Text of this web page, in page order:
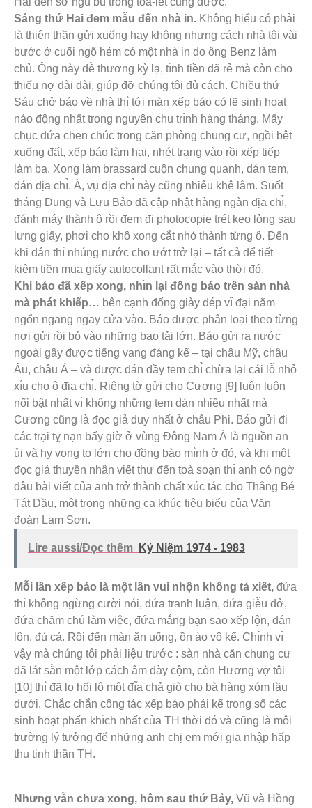
Sáng thứ Hai đem mẫu đến nhà in. Không hiểu có phải
là thiên thần gửi xuống hay không nhưng cách nhà tôi vài
bước ở cuối ngõ hẻm có một nhà in do ông Benz làm
chủ. Ông này dễ thương kỳ lạ, tı́nh tiền đã rẻ mà còn cho
thiếu nợ dài dài, giúp đỡ chúng tôi đủ cách. Chiều thứ
Sáu chở báo về nhà thı̀ tới màn xếp báo có lẽ sinh hoạt
náo động nhất trong nguyên chu trı̀nh hàng tháng. Mấy
chục đứa chen chúc trong căn phòng chung cư, ngồi bệt
xuống đất, xếp báo làm hai, nhét trang vào rồi xếp tiếp
làm ba. Xong làm brassard cuộn chung quanh, dán tem,
dán địa chı̉. À, vụ địa chı̉ này cũng nhiêu khê lắm. Suốt
tháng Dung và Lưu Bảo đã cập nhật hàng ngàn địa chı̉,
đánh máy thành ô rồi đem đi photocopie trét keo lỏng sau
lưng giấy, phơi cho khô xong cắt nhỏ thành từng ô. Đến
khi dán thı̀ nhúng nước cho ướt trở lại – tất cả để tiết
kiệm tiền mua giấy autocollant rất mắc vào thời đó.
Khi báo đã xếp xong, nhı̀n lại đống báo trên sàn nhà
mà phát khiếp… bên cạnh đống giày dép vı̃ đại nằm
ngổn ngang ngay cửa vào. Báo được phân loại theo từng
nơi gửi rồi bỏ vào những bao tải lớn. Báo gửi ra nước
ngoài gây được tiếng vang đáng kể – tại châu Mỹ, châu
Âu, châu Á – và được dán đầy tem chı̉ chừa lại cái lỗ nhỏ
xı́u cho ô địa chı̉. Riêng tờ gửi cho Cương [9] luôn luôn
nổi bật nhất vı̀ không những tem dán nhiều nhất mà
Cương cũng là đọc giả duy nhất ở châu Phi. Báo gửi đi
các trại tỵ nạn bấy giờ ở vùng Đông Nam Á là nguồn an
ủi và hy vọng to lớn cho đồng bào mı̀nh ở đó, và khi một
đọc giả thuyền nhân viết thư đến toà soạn thı̀ anh có ngờ
đâu bài viết của anh trở thành chất xúc tác cho Thằng Bé
Tát Dầu, một trong những ca khúc tiêu biểu của Văn
đoàn Lam Sơn.
Lire aussi/Đọc thêm Kỷ Niệm 1974 - 1983
Mỗi lần xếp báo là một lần vui nhộn không tả xiết, đứa
thı̀ không ngừng cười nói, đứa tranh luận, đứa giễu dở,
đứa chăm chú làm việc, đứa mắng bạn sao xếp lộn, dán
lộn, đủ cả. Rồi đến màn ăn uống, ồn ào vô kể. Chı́nh vı̀
vậy mà chúng tôi phải liệu trước : sàn nhà căn chung cư
đã lát sẵn một lớp cách âm dày cộm, còn Hương vợ tôi
[10] thı̀ đã lo hối lộ một đı̃a chả giò cho bà hàng xóm lầu
dưới. Chắc chắn công tác xếp báo phải kể trong số các
sinh hoạt phấn khı́ch nhất của TH thời đó và cũng là môi
trường lý tưởng để những anh chị em mới gia nhập hấp
thụ tinh thần TH.
Nhưng vẫn chưa xong, hôm sau thứ Bảy, Vũ và Hồng